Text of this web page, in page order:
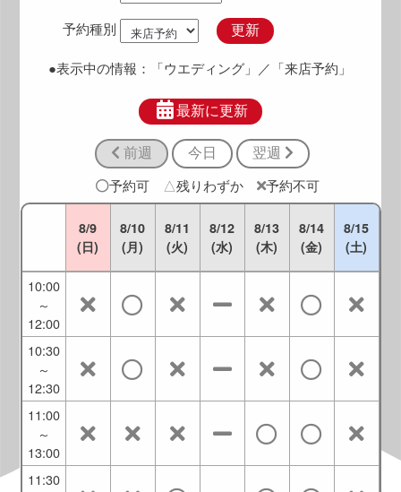
予約種別 更新
●表示中の情報： 「ウエディング」 ／「来店予約」
最新に更新
前週 今日 翌週
予約可 △残りわずか 予約不可
8/9
(日)
8/10
(月)
8/11
(火)
8/12
(水)
8/13
(木)
8/14
(金)
8/15
(土)
10:00
10:00
～
12:00
10:30
～
12:30
11:00
～
13:00
11:30